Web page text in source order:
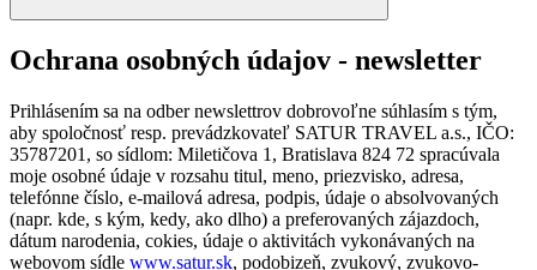
Ochrana osobných údajov - newsletter
Prihlásením sa na odber newslettrov dobrovoľne súhlasím s tým,
aby spoločnosť resp. prevádzkovateľ SATUR TRAVEL a.s., IČO:
35787201, so sídlom: Miletičova 1, Bratislava 824 72 spracúvala
moje osobné údaje v rozsahu titul, meno, priezvisko, adresa,
telefónne číslo, e-mailová adresa, podpis, údaje o absolvovaných
(napr. kde, s kým, kedy, ako dlho) a preferovaných zájazdoch,
dátum narodenia, cokies, údaje o aktivitách vykonávaných na
webovom sídle www.satur.sk, podobizeň, zvukový, zvukovo-